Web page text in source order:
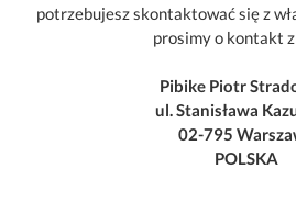
potrzebujesz skontaktować się z
prosimy o kontakt
Pibike Piotr
ul. Stanisława
02-795
POLSKA